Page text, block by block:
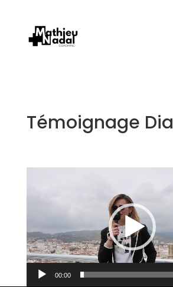
Témoignage
00:00